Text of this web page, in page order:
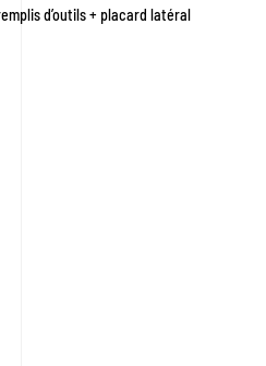
d’outils + placard latéral